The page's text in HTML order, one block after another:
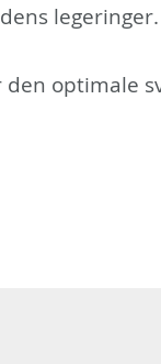
legeringer.
den